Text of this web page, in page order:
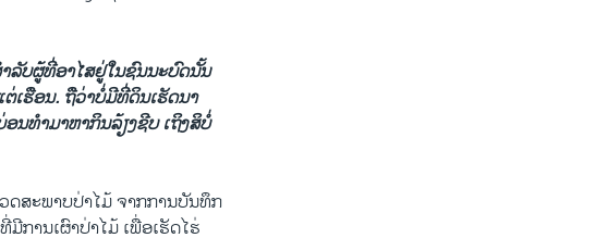
ລັບຜູ້ທີ່ອາໄສຢູ່ໃນຊົນນະບົດນັ້ນ
ເຮືອນ. ຖື​ວ່າ​ບໍ່​ມີ​ທີ່​ດິນ​ເຮັດນາ
ນທຳມາຫາກິນລ້ຽງຊີບ ເຖິງສິບໍ່
ດສະພາບ​ປ່າ​ໄມ້ ຈາກການບັນທຶກ
ການເຜົາປ່າໄມ້ ເພື່ອເຮັດໄຮ່